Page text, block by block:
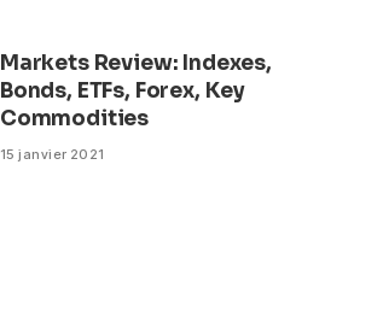
Markets Review: Indexes,
Bonds, ETFs, Forex, Key
Commodities
15 janvier 2021